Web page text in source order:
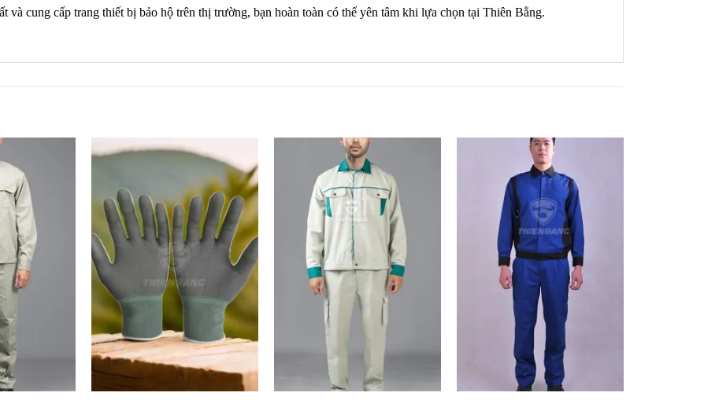
cung cấp trang thiết bị bảo hộ trên thị trường, bạn hoàn toàn có thể yên tâm khi lựa chọn tại Thiên Bằng.